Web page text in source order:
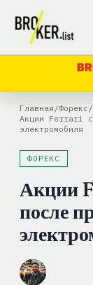
Перейти
содержимому
Главная /Форекс /
Акции Ferrari
электромобиля
ФОРЕКС
Акции
после